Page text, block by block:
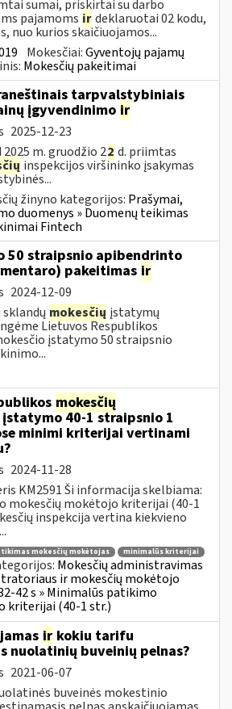
sumai, priskirtai su darbo
pajamoms irdeklaruotai 02 kodu,
nuo kurios skaičiuojamos...
Mokesčiai:Gyventojų pajamų
Mokesčių pakeitimai
tarpvalstybiniais
įgyvendinimo ir
2025-12-23
m. gruodžio 22 d. priimtas
inspekcijos viršininko įsakymas
žinyno kategorijos: Prašymai,
duomenys » Duomenų teikimas
Fintech
50 straipsnio apibendrinto
pakeitimas ir
2024-12-09
mokesčių įstatymų
Lietuvos Respublikos
įstatymo 50 straipsnio
mokesčių
40-1 straipsnio 1
minimi kriterijai vertinami
2024-11-28
KM2591 Ši informacija skelbiama:
mokesčių mokėtojo kriterijai (40-1
inspekcija vertina kiekvieno
mokesčių mokėtojas minimalūs kriterijai
Mokesčių administravimas
ir mokesčių mokėtojo
42 s » Minimalūs patikimo
kriterijai (40-1 str.)
ir kokiu tarifu
nuolatinių buveinių pelnas?
2021-06-07
buveinės mokestinio